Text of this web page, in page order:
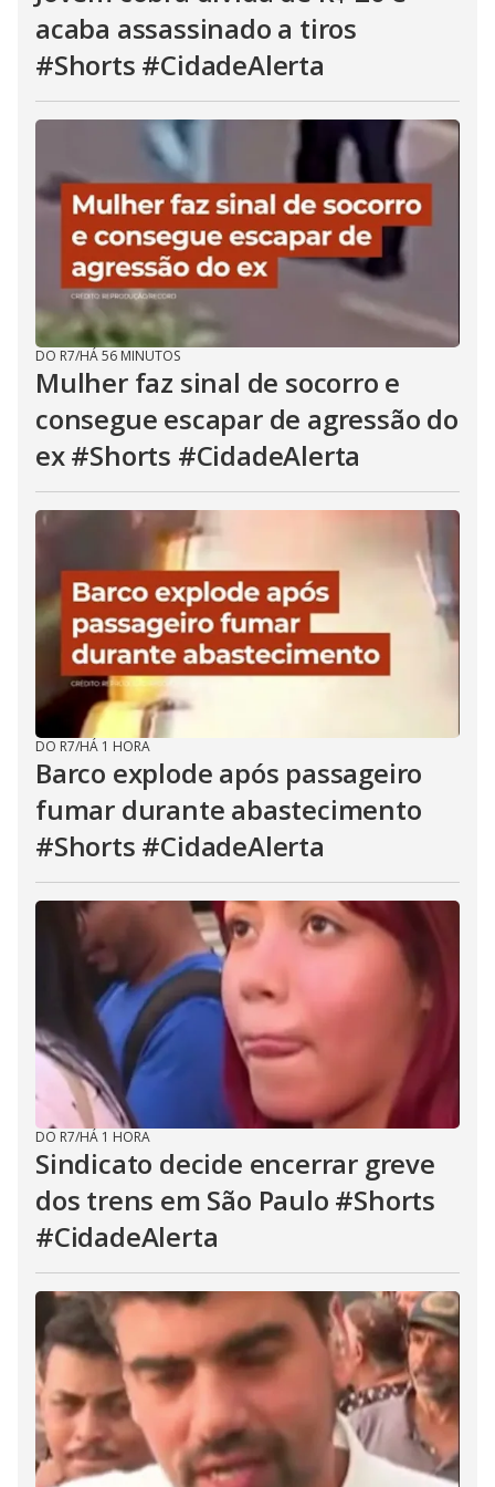
acaba assassinado a tiros
#Shorts #CidadeAlerta
DO R7/HÁ 56 MINUTOS
Mulher faz sinal de socorro e
consegue escapar de agressão do
ex #Shorts #CidadeAlerta
DO R7/HÁ 1 HORA
Barco explode após passageiro
fumar durante abastecimento
#Shorts #CidadeAlerta
DO R7/HÁ 1 HORA
Sindicato decide encerrar greve
dos trens em São Paulo #Shorts
#CidadeAlerta